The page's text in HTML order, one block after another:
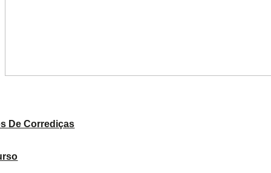
De Corrediças